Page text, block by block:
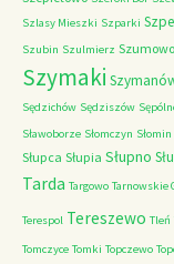
Szlasy Mieszki Szparki
Szubin Szulmierz Szumowo
Szymaki
Sędzichów Sędziszów
Sławoborze Słomczyn Słomin
Słupca Słupia Słupno
Tarda Targowo Tarnowskie
Terespol Tereszewo Tleń
Tomczyce Tomki Topczewo